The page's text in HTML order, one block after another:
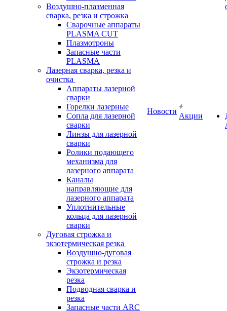
Воздушно-плазменная
сварка, резка и строжка
Сварочные аппараты
PLASMA CUT
Плазмотроны
Запасные части
PLASMA
Лазерная сварка, резка и
очистка
Аппараты лазерной
сварки
Горелки лазерные
Сопла для лазерной
сварки
Линзы для лазерной
сварки
Ролики подающего
механизма для
лазерного аппарата
Каналы
направляющие для
лазерного аппарата
Уплотнительные
кольца для лазерной
сварки
Дуговая строжка и
экзотермическая резка
Воздушно-дуговая
строжка и резка
Экзотермическая
резка
Подводная сварка и
резка
Запасные части ARC
Новости
Акции